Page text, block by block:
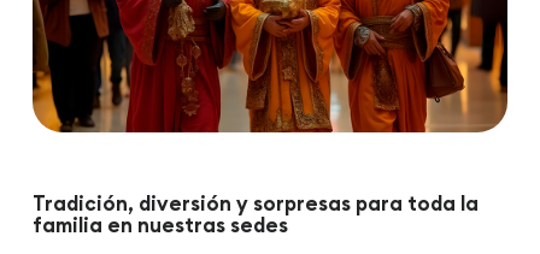
Tradición, diversión y sorpresas para toda la
familia en nuestras sedes